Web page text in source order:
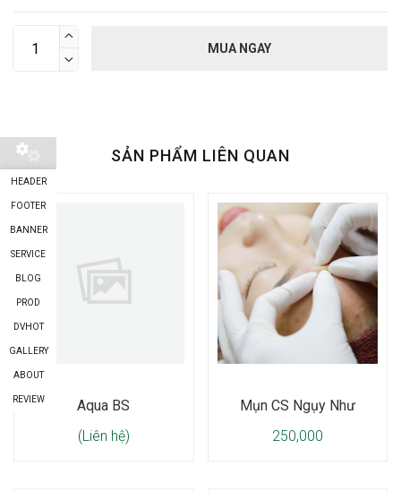


MUA NGAY
SẢN PHẨM LIÊN QUAN
Aqua BS
(Liên hệ)
Mụn CS Ngụy Như
250,000
HEADER
FOOTER
BANNER
SERVICE
BLOG
PROD
DVHOT
GALLERY
ABOUT
REVIEW